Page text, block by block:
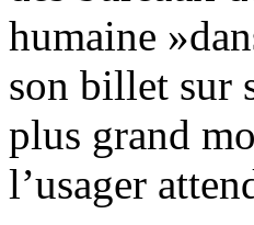
humaine
son billet sur
plus grand
l’usager